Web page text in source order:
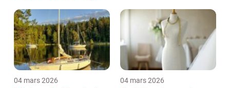
04 mars 2026 04 mars 2026